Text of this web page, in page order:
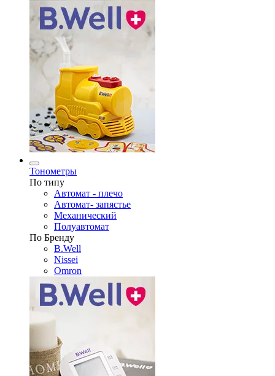
Тонометры
По типу
Автомат - плечо
Автомат- запястье
Механический
Полуавтомат
По Бренду
B.Well
Nissei
Omron